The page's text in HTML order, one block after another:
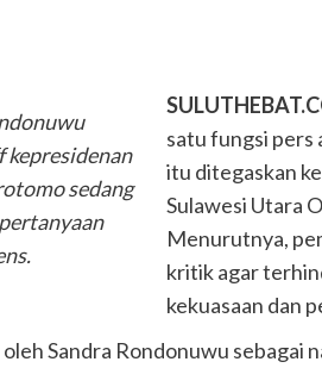
sedang
satu fungsi pers
itu ditegaskan
Sulawesi Utara
Menurutnya,
kritik agar
kekuasaan dan
Sandra Rondonuwu sebagai